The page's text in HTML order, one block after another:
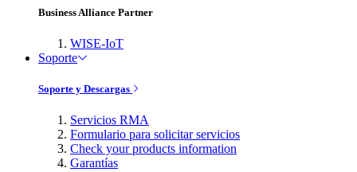
Business Alliance Partner
WISE-IoT
Soporte
Soporte y Descargas
Servicios RMA
Formulario para solicitar servicios
Check your products information
Garantías